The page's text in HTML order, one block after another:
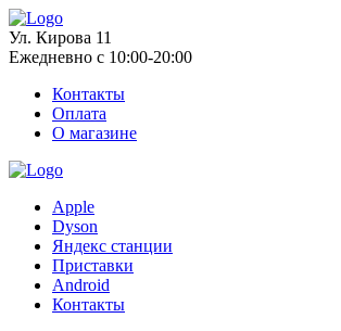
Ул. Кирова 11
Ежедневно с 10:00-20:00
Контакты
Оплата
О магазине
Apple
Dyson
Яндекс станции
Приставки
Android
Контакты